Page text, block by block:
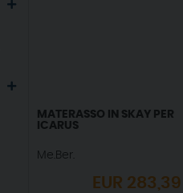
MATERASSO IN SKAY PER
ICARUS
Me.Ber.
EUR 283,39